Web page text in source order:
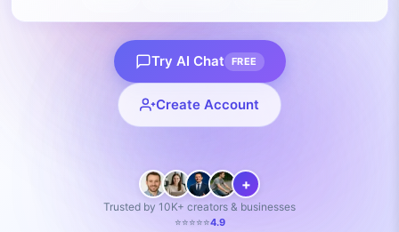
Try AI Chat FREE
Create Account
+
Trusted by 10K+ creators & businesses
⭐⭐⭐⭐⭐4.9